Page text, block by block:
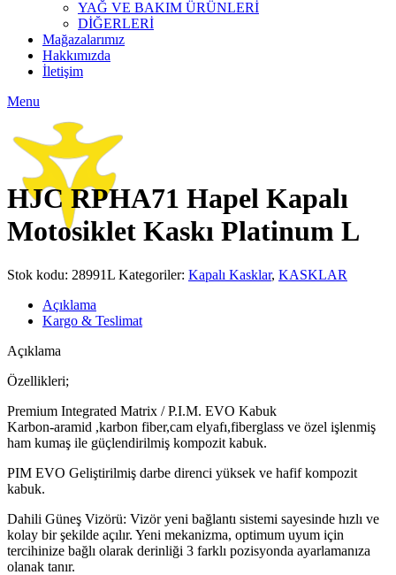
YAĞ VE BAKIM ÜRÜNLERİ
DİĞERLERİ
Mağazalarımız
Hakkımızda
İletişim
Menu
Click to enlarge
HJC RPHA71 Hapel Kapalı
Motosiklet Kaskı Platinum L
Stok kodu: 28991L Kategoriler: Kapalı Kasklar, KASKLAR
Açıklama
Kargo & Teslimat
Açıklama
Özellikleri;
Premium Integrated Matrix / P.I.M. EVO Kabuk
Karbon-aramid ,karbon fiber,cam elyafı,fiberglass ve özel işlenmiş
ham kumaş ile güçlendirilmiş kompozit kabuk.
PIM EVO Geliştirilmiş darbe direnci yüksek ve hafif kompozit
kabuk.
Dahili Güneş Vizörü: Vizör yeni bağlantı sistemi sayesinde hızlı ve
kolay bir şekilde açılır. Yeni mekanizma, optimum uyum için
tercihinize bağlı olarak derinliği 3 farklı pozisyonda ayarlamanıza
olanak tanır.